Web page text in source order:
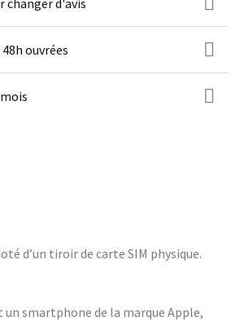
changer d'avis
ouvrées
d’un tiroir de carte SIM physique.
un smartphone de la marque Apple,